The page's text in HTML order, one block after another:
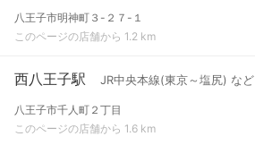
八王子市明神町３-２７-１
このページの店舗から 1.2 km
西八王子駅 JR中央本線(東京～塩尻) など
八王子市千人町２丁目
このページの店舗から 1.6 km